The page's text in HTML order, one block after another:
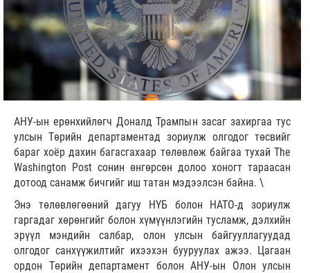
АНУ-ын ерөнхийлөгч Доналд Трампын засаг захиргаа тус
улсын Төрийн департаментад зориулж олгодог төсвийг
бараг хоёр дахин багасгахаар төлөвлөж байгаа тухай The
Washington Post сонин өнгөрсөн долоо хоногт тараасан
дотоод санамж бичгийг иш татан мэдээлсэн байна. \
Энэ төлөвлөгөөний дагуу НҮБ болон НАТО-д зориулж
гаргадаг хөрөнгийг болон хүмүүнлэгийн тусламж, дэлхийн
эрүүл мэндийн салбар, олон улсын байгууллагуудад
олгодог санхүүжилтийг ихээхэн бууруулах ажээ. Цагаан
ордон Төрийн департамент болон АНУ-ын Олон улсын